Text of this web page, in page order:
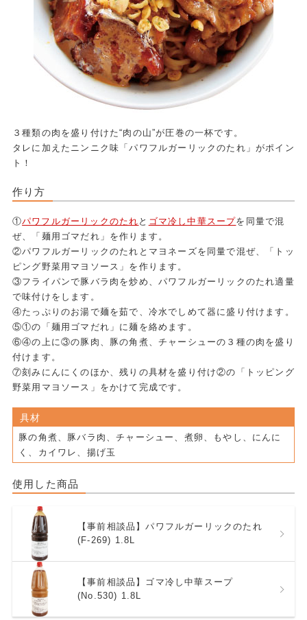
３種類の肉を盛り付けた“肉の山”が圧巻の一杯です。
タレに加えたニンニク味「パワフルガーリックのたれ」がポイン
ト！
作り方
①パワフルガーリックのたれ と ゴマ冷し中華スープを同量で混
ぜ、「麺用ゴマだれ」を作ります。
②パワフルガーリックのたれとマヨネーズを同量で混ぜ、「トッ
ピング野菜用マヨソース」を作ります。
③フライパンで豚バラ肉を炒め、パワフルガーリックのたれ適量
で味付けをします。
④たっぷりのお湯で麺を茹で、冷水でしめて器に盛り付けます。
⑤①の「麺用ゴマだれ」に麺を絡めます。
⑥④の上に③の豚肉、豚の角煮、チャーシューの３種の肉を盛り
付けます。
⑦刻みにんにくのほか、残りの具材を盛り付け②の「トッピング
野菜用マヨソース」をかけて完成です。
具材
豚の角煮、豚バラ肉、チャーシュー、煮卵、もやし、にんに
く、カイワレ、揚げ玉
使用した商品
【事前相談品】パワフルガーリックのたれ
(F-269) 1.8L
【事前相談品】ゴマ冷し中華スープ
(No.530) 1.8L